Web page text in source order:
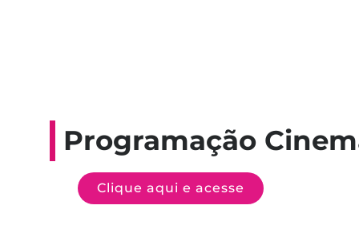
Programação
Clique aqui e acesse